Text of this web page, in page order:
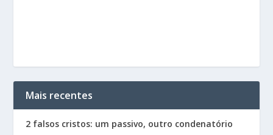
Mais recentes
2 falsos cristos: um passivo, outro condenatório